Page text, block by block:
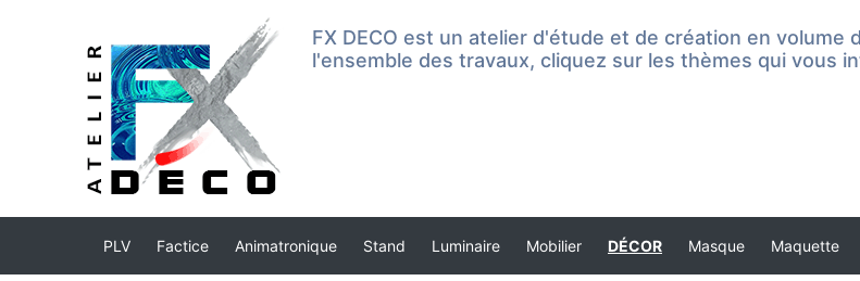
FX DECO est un atelier d'étude et de création en
l'ensemble des travaux, cliquez sur les thèmes qui vous
PLV Factice Animatronique Stand Luminaire Mobilier DÉCOR Masque Maquette